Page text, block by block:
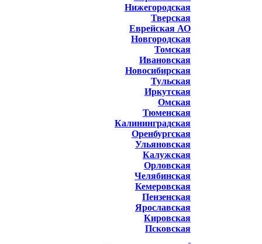
Нижегородская
Тверская
Еврейская АО
Новгородская
Томская
Ивановская
Новосибирская
Тульская
Иркутская
Омская
Тюменская
Калининградская
Оренбургская
Ульяновская
Калужская
Орловская
Челябинская
Кемеровская
Пензенская
Ярославская
Кировская
Псковская